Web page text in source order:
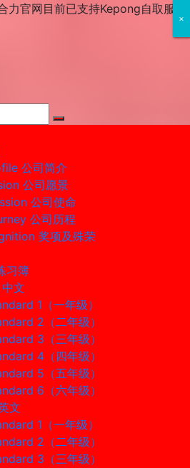
力官网目前已支持Kepong自取服
公司简介
公司愿景
公司使命
公司历程
奖项及殊荣
习簿
文
1（一年级）
2（二年级）
3（三年级）
4（四年级）
5（五年级）
6（六年级）
文
1（一年级）
2（二年级）
3（三年级）
×
×
×